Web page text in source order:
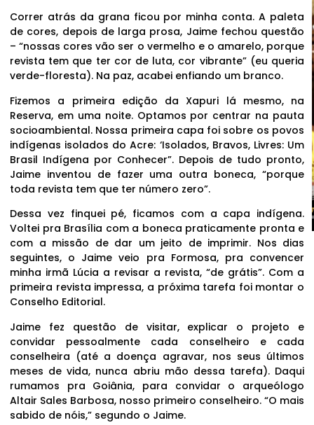
Correr atrás da grana ficou por minha conta. A paleta
de cores, depois de larga prosa, Jaime fechou questão
– “nossas cores vão ser o vermelho e o amarelo, porque
revista tem que ter cor de luta, cor vibrante” (eu queria
verde-floresta). Na paz, acabei enfiando um branco.
Fizemos a primeira edição da Xapuri lá mesmo, na
Reserva, em uma noite. Optamos por centrar na pauta
socioambiental. Nossa primeira capa foi sobre os povos
indígenas isolados do Acre: ‘Isolados, Bravos, Livres: Um
Brasil Indígena por Conhecer”. Depois de tudo pronto,
Jaime inventou de fazer uma outra boneca, “porque
toda revista tem que ter número zero”.
Dessa vez finquei pé, ficamos com a capa indígena.
Voltei pra Brasília com a boneca praticamente pronta e
com a missão de dar um jeito de imprimir. Nos dias
seguintes, o Jaime veio pra Formosa, pra convencer
minha irmã Lúcia a revisar a revista, “de grátis”. Com a
primeira revista impressa, a próxima tarefa foi montar o
Conselho Editorial.
Jaime fez questão de visitar, explicar o projeto e
convidar pessoalmente cada conselheiro e cada
conselheira (até a doença agravar, nos seus últimos
meses de vida, nunca abriu mão dessa tarefa). Daqui
rumamos pra Goiânia, para convidar o arqueólogo
Altair Sales Barbosa, nosso primeiro conselheiro. “O mais
sabido de nóis,” segundo o Jaime.